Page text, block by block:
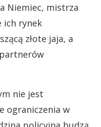
Niemiec, mistrza
ich rynek
złote jaja, a
nie jest
ograniczenia w